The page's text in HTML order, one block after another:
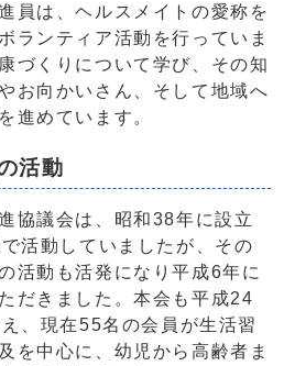
員は、ヘルスメイトの愛称を
ランティア活動を行っていま
づくりについて学び、その知
お向かいさん、そして地域へ
進めています。
活動
協議会は、昭和38年に設立
活動していましたが、その
活動も活発になり平成6年に
だきました。本会も平成24
、現在55名の会員が生活習
を中心に、幼児から高齢者ま